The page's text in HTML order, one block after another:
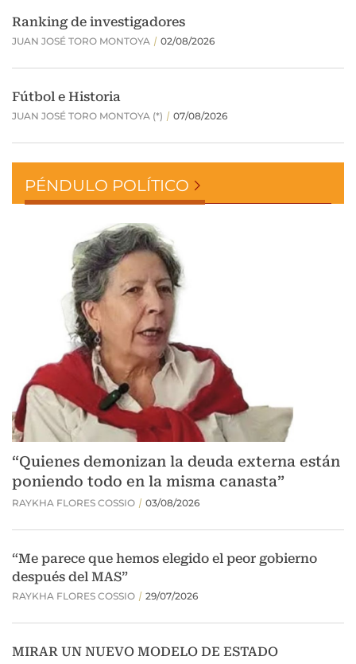
PÉNDULO POLÍTICO